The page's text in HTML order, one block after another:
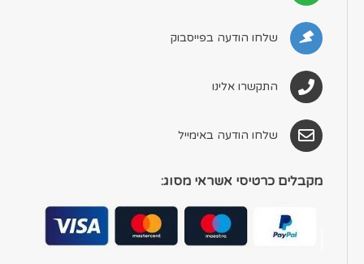
שלחו הודעה בפייסבוק
התקשרו אלינו
שלחו הודעה באימייל
מקבלים כרטיסי אשראי מסוג: